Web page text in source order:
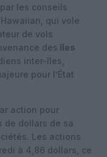
les conseils
qui vole
de vols
des îles
inter-îles,
pour l’État
action pour
de dollars de sa
Les actions
à 4,86 dollars, ce